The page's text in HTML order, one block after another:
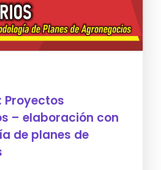
Proyectos
– elaboración con
de planes de